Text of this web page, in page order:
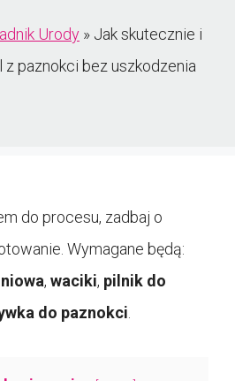
Urody » Jak skutecznie i
paznokci bez uszkodzenia
do procesu, zadbaj o
Wymagane będą:
, waciki, pilnik do
do paznokci